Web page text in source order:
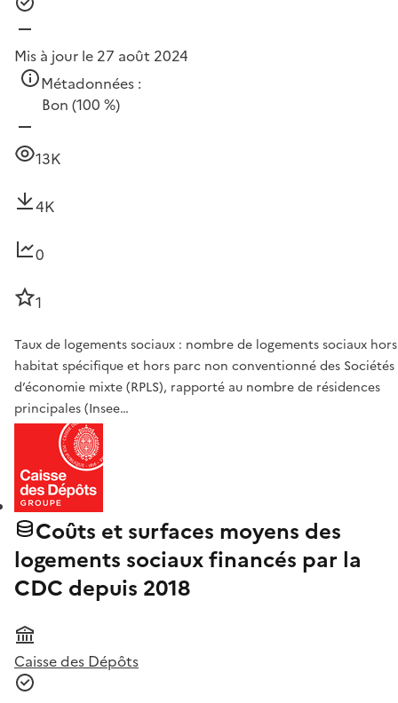
Mis à jour le 27 août 2024
Métadonnées :
Bon (100 %)
13K
4K
0
1
Taux de logements sociaux : nombre de logements sociaux hors
habitat spécifique et hors parc non conventionné des Sociétés
d’économie mixte (RPLS), rapporté au nombre de résidences
principales (Insee…
Coûts et surfaces moyens des
logements sociaux financés par la
CDC depuis 2018
Caisse des Dépôts